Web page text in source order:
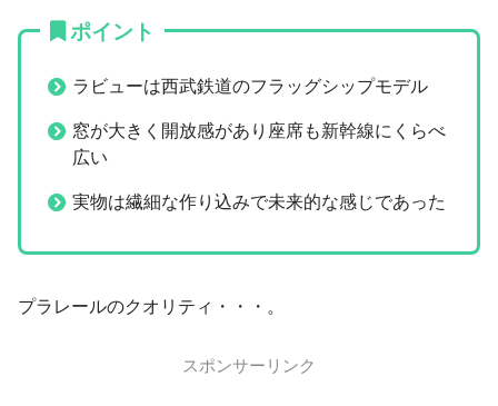
ポイント
ラビューは西武鉄道のフラッグシップモデル
窓が大きく開放感があり座席も新幹線にくらべ
広い
実物は繊細な作り込みで未来的な感じであった
プラレールのクオリティ・・・。
スポンサーリンク